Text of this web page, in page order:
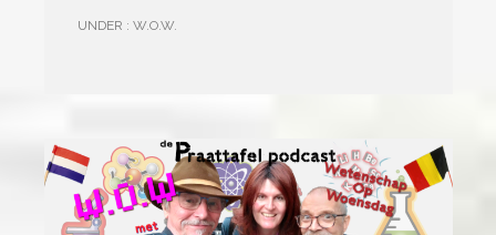
UNDER : W.O.W.